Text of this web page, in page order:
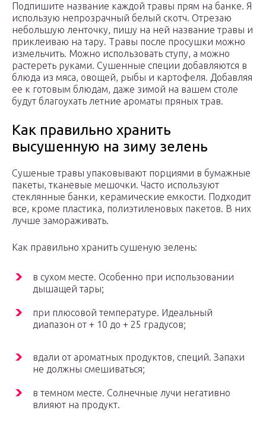
Подпишите название каждой травы прям на банке. Я
использую непрозрачный белый скотч. Отрезаю
небольшую ленточку, пишу на ней название травы и
приклеиваю на тару. Травы после просушки можно
измельчить. Можно использовать ступу, а можно
растереть руками. Сушенные специи добавляются в
блюда из мяса, овощей, рыбы и картофеля. Добавляя
ее к готовым блюдам, даже зимой на вашем столе
будут благоухать летние ароматы пряных трав.
Как правильно хранить
высушенную на зиму зелень
Сушеные травы упаковывают порциями в бумажные
пакеты, тканевые мешочки. Часто используют
стеклянные банки, керамические емкости. Подходит
все, кроме пластика, полиэтиленовых пакетов. В них
лучше замораживать.
Как правильно хранить сушеную зелень:
в сухом месте. Особенно при использовании
дышащей тары;
при плюсовой температуре. Идеальный
диапазон от + 10 до + 25 градусов;
вдали от ароматных продуктов, специй. Запахи
не должны смешиваться;
в темном месте. Солнечные лучи негативно
влияют на продукт.